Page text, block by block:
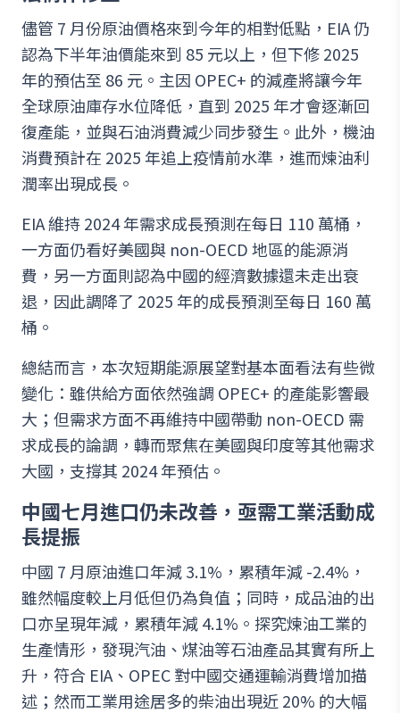
儘管 7 月份原油價格來到今年的相對低點，EIA 仍
認為下半年油價能來到 85 元以上，但下修 2025
年的預估至 86 元。主因 OPEC+ 的減產將讓今年
全球原油庫存水位降低，直到 2025 年才會逐漸回
復產能，並與石油消費減少同步發生。此外，機油
消費預計在 2025 年追上疫情前水準，進而煉油利
潤率出現成長。
EIA 維持 2024 年需求成長預測在每日 110 萬桶，
一方面仍看好美國與 non-OECD 地區的能源消
費，另一方面則認為中國的經濟數據還未走出衰
退，因此調降了 2025 年的成長預測至每日 160 萬
桶。
總結而言，本次短期能源展望對基本面看法有些微
變化：雖供給方面依然強調 OPEC+ 的產能影響最
大；但需求方面不再維持中國帶動 non-OECD 需
求成長的論調，轉而聚焦在美國與印度等其他需求
大國，支撐其 2024 年預估。
中國七月進口仍未改善，亟需工業活動成
長提振
中國 7 月原油進口年減 3.1%，累積年減 -2.4%，
雖然幅度較上月低但仍為負值；同時，成品油的出
口亦呈現年減，累積年減 4.1%。探究煉油工業的
生產情形，發現汽油、煤油等石油產品其實有所上
升，符合 EIA、OPEC 對中國交通運輸消費增加描
述；然而工業用途居多的柴油出現近 20% 的大幅